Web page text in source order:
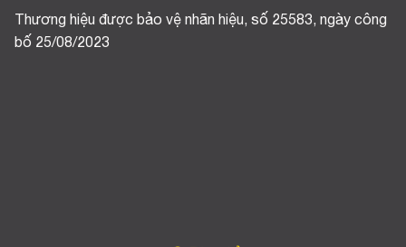
Thương hiệu được bảo vệ nhãn hiệu, số 25583, ngày công
bố 25/08/2023